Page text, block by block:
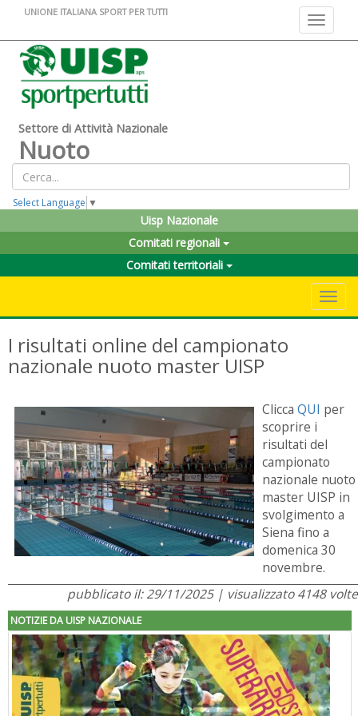
Toggle
UNIONE ITALIANA SPORT PER TUTTI
Settore di Attività Nazionale
Nuoto
Select Language ▼
Uisp Nazionale
Comitati regionali
Comitati territoriali
I risultati online del campionato
nazionale nuoto master UISP
Clicca QUI per
scoprire i
risultati del
campionato
nazionale nuoto
master UISP in
svolgimento a
Siena fino a
domenica 30
novembre.
pubblicato il: 29/11/2025 | visualizzato 4148 volte
NOTIZIE DA UISP NAZIONALE